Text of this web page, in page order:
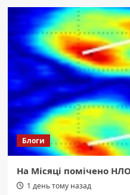
Блоги
На Місяці помічено
1 день тому назад